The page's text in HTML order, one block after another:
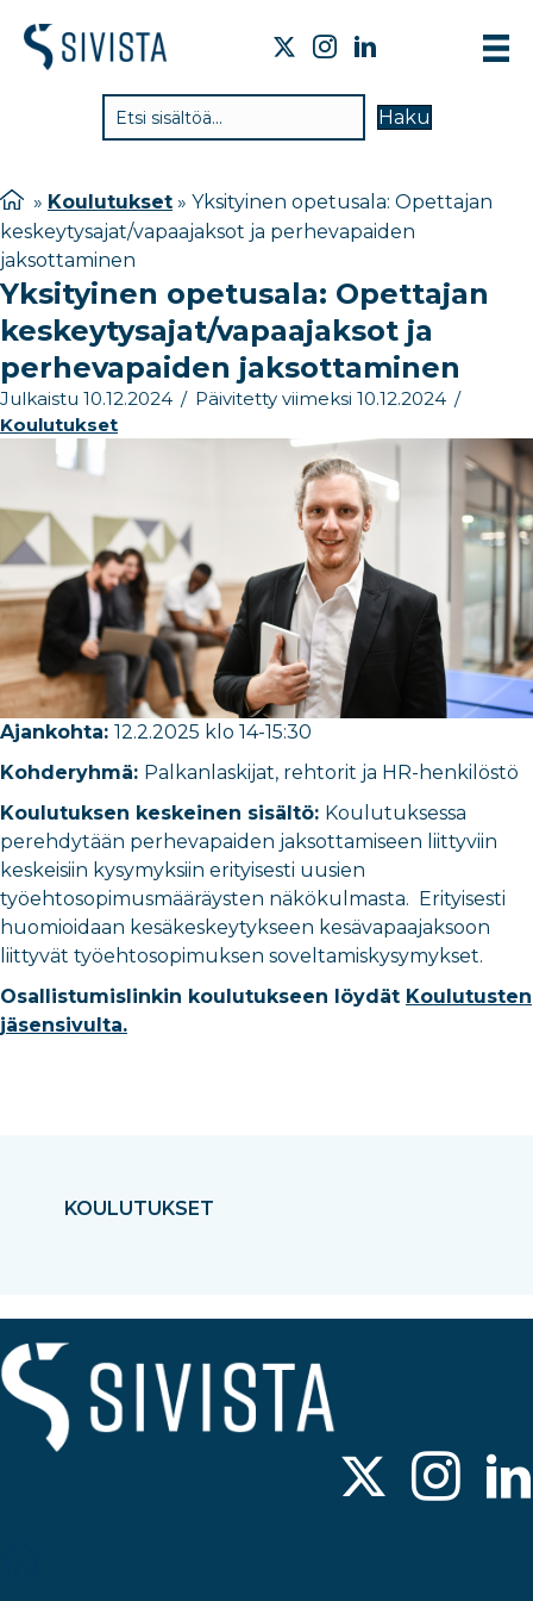
Haku
KOULUTUKSET
» Koulutukset » Yksityinen opetusala: Opettajan
keskeytysajat/vapaajaksot ja perhevapaiden
jaksottaminen
Yksityinen opetusala: Opettajan
keskeytysajat/vapaajaksot ja
perhevapaiden jaksottaminen
Julkaistu 10.12.2024 / Päivitetty viimeksi 10.12.2024 /
Koulutukset
Ajankohta: 12.2.2025 klo 14-15:30
Kohderyhmä: Palkanlaskijat, rehtorit ja HR-henkilöstö
Koulutuksen keskeinen sisältö: Koulutuksessa
perehdytään perhevapaiden jaksottamiseen liittyviin
keskeisiin kysymyksiin erityisesti uusien
työehtosopimusmääräysten näkökulmasta. Erityisesti
huomioidaan kesäkeskeytykseen kesävapaajaksoon
liittyvät työehtosopimuksen soveltamiskysymykset.
Osallistumislinkin koulutukseen löydät Koulutusten
jäsensivulta.